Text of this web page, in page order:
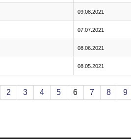
09.08.2021
07.07.2021
08.06.2021
08.05.2021
2 3 4 5 6 7 8 9